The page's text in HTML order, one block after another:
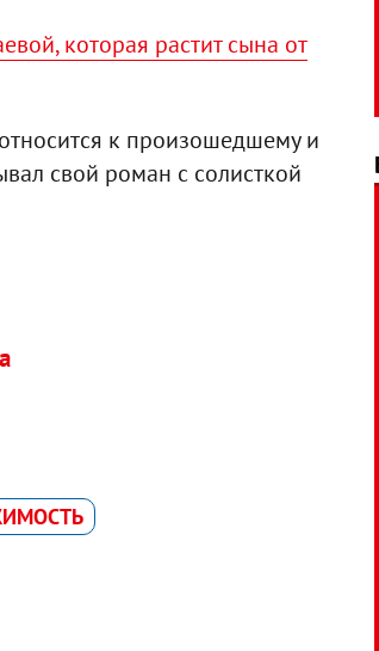
которая растит сына от
к произошедшему и
свой роман с солисткой